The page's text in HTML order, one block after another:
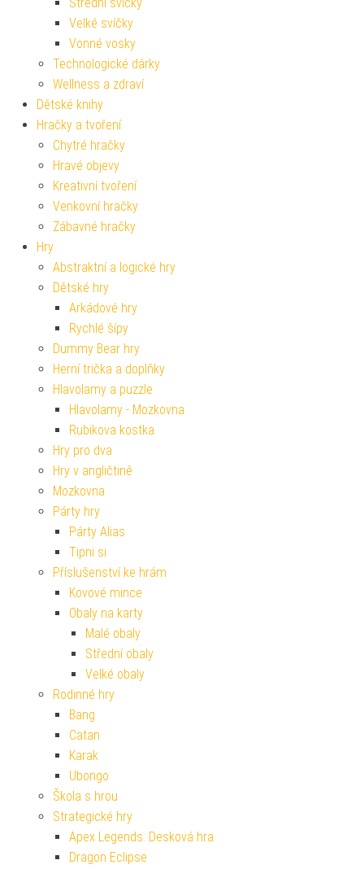
Velké svíčky
Vonné vosky
Technologické dárky
Wellness a zdraví
Dětské knihy
Hračky a tvoření
Chytré hračky
Hravé objevy
Kreativní tvoření
Venkovní hračky
Zábavné hračky
Hry
Abstraktní a logické hry
Dětské hry
Arkádové hry
Rychlé šípy
Dummy Bear hry
Herní trička a doplňky
Hlavolamy a puzzle
Hlavolamy - Mozkovna
Rubikova kostka
Hry pro dva
Hry v angličtině
Mozkovna
Párty hry
Párty Alias
Tipni si
Příslušenství ke hrám
Kovové mince
Obaly na karty
Malé obaly
Střední obaly
Velké obaly
Rodinné hry
Bang
Catan
Karak
Ubongo
Škola s hrou
Strategické hry
Apex Legends: Desková hra
Dragon Eclipse